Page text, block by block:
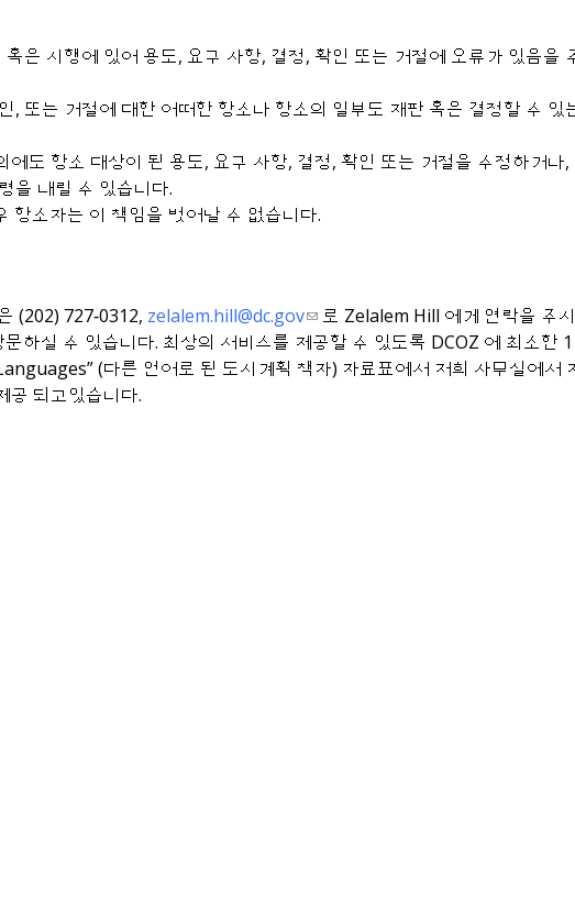
은 시행에 있어 용도, 요구 사항, 결정, 확인 또는 거절에 오류가 있음을
또는 거절에 대한 어떠한 항소나 항소의 일부도 재판 혹은 결정할 수 있
도 항소 대상이 된 용도, 요구 사항, 결정, 확인 또는 거절을 수정하거나
을 내릴 수 있습니다.
항소자는 이 책임을 벗어날 수 없습니다.
(202) 727‐0312, zelalem.hill@dc.gov
로 Zelalem Hill 에게 연락을 주
실 수 있습니다. 최상의 서비스를 제공할 수 있도록 DCOZ 에 최소한
(다른 언어로 된 도시계획 책자) 자료표에서 저희 사무실에서
공 되고있습니다.